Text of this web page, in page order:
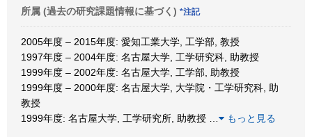
所属 (過去の研究課題情報に基づく) *注記
2005年度 – 2015年度: 愛知工業大学, 工学部, 教授
1997年度 – 2004年度: 名古屋大学, 工学研究科, 助教授
1999年度 – 2002年度: 名古屋大学, 工学部, 助教授
1999年度 – 2000年度: 名古屋大学, 大学院・工学研究科, 助
教授
1999年度: 名古屋大学, 工学研究所, 助教授
もっと見る